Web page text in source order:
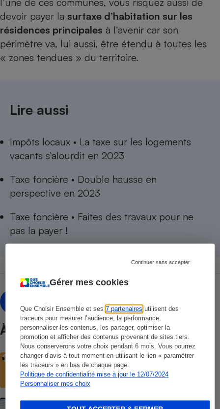
Gérer mes cookies
Que Choisir Ensemble et ses7 partenaires utilisent des
traceurs pour mesurer l’audience, la performance,
personnaliser les contenus, les partager, optimiser la
promotion et afficher des contenus provenant de sites tiers.
Nous conserverons votre choix pendant 6 mois. Vous pourrez
changer d’avis à tout moment en utilisant le lien « paramétrer
les traceurs » en bas de chaque page.
Politique de confidentialité mise à jour le 12/07/2024
Personnaliser mes choix
Continuer sans accepter
devoir payer la surtaxe d’habitation sur les
résidences principales à l’avenir car son
périmètre va, lui aussi, être étendu à toutes les
« zones tendues » du territoire.
Lire aussi
Impôts locaux • La taxe sur les logements
vacants s’alourdit en 2023
Taxe foncière • Double hausse en
perspective en 2023
Taxe foncière • Faites des travaux pour ne
pas la payer !
À ne pas manquer
ACTUALITÉ
Impôts : les remboursements
commencent aujourd’hui
ACTUALITÉ